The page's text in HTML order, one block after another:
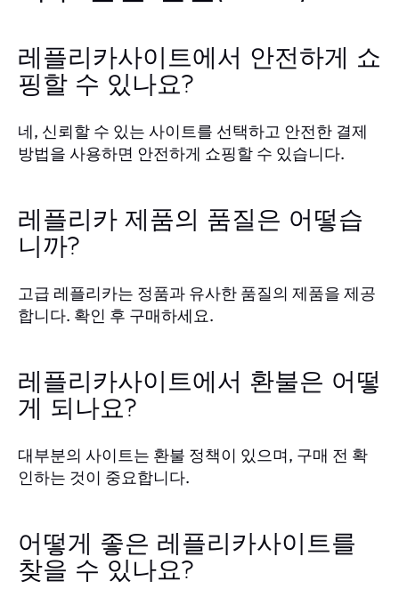
레플리카사이트에서 안전하게 쇼
핑할 수 있나요?
네, 신뢰할 수 있는 사이트를 선택하고 안전한 결제
방법을 사용하면 안전하게 쇼핑할 수 있습니다.
레플리카 제품의 품질은 어떻습
니까?
고급 레플리카는 정품과 유사한 품질의 제품을 제공
합니다. 확인 후 구매하세요.
레플리카사이트에서 환불은 어떻
게 되나요?
대부분의 사이트는 환불 정책이 있으며, 구매 전 확
인하는 것이 중요합니다.
어떻게 좋은 레플리카사이트를
찾을 수 있나요?